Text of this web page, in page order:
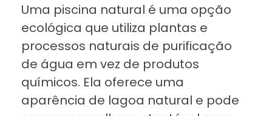
Uma piscina natural é uma opção
ecológica que utiliza plantas e
processos naturais de purificação
de água em vez de produtos
químicos. Ela oferece uma
aparência de lagoa natural e pode